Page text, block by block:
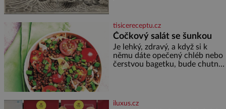
přitáhnout k němu pozornost
záhadám nakloněných turi
tisicereceptu.cz
Čočkový salát se šunkou
Je lehký, zdravý, a když si k
němu dáte opečený chléb nebo
čerstvou bagetku, bude chutnat
cibule 2 lžíce
iluxus.cz